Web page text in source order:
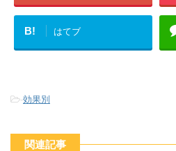
B! はてブ
-効果別
関連記事